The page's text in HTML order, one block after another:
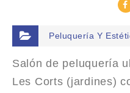
Peluquería Y
Salón de peluquería
Les Corts (jardines)